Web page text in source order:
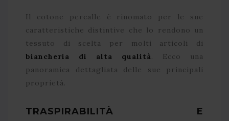
Il cotone percalle è rinomato per le sue
caratteristiche distintive che lo rendono un
tessuto di scelta per molti articoli di
biancheria di alta qualità. Ecco una
panoramica dettagliata delle sue principali
proprietà.
TRASPIRABILITÀ E